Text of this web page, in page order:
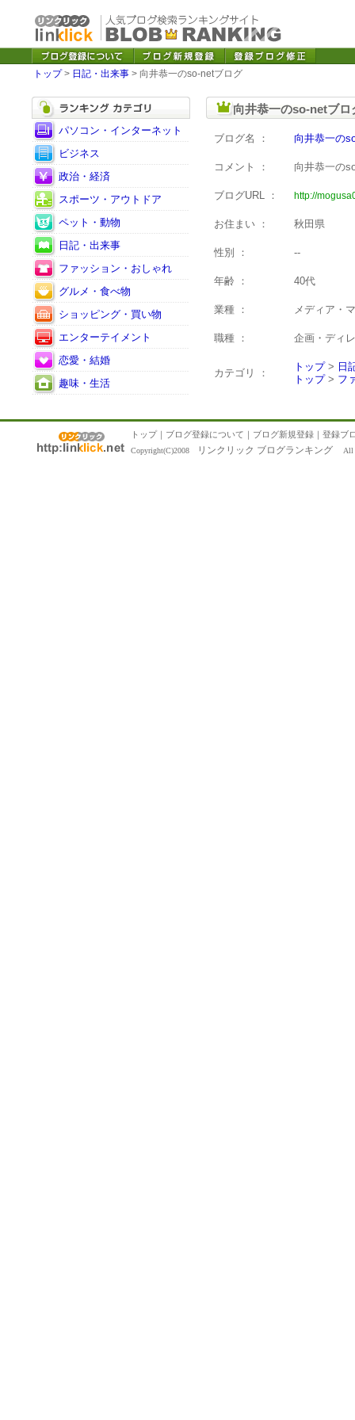
トップ> 日記・出来事 > 向井恭一のso-netブログ
パソコン・インターネット
ビジネス
政治・経済
スポーツ・アウトドア
ペット・動物
日記・出来事
ファッション・おしゃれ
グルメ・食べ物
ショッピング・買い物
エンターテイメント
恋愛・結婚
趣味・生活
向井恭一のso-netブ
ブログ名 ： 向井恭一の
コメント ： 向井恭一の
ブログURL ： http://
お住まい ： 秋田県
性別 ： --
年齢 ： 40代
業種 ： メディア・
職種 ： 企画・ディ
カテゴリ ：
トップ> 日
トップ> フ
トップ｜ ブログ登録について ｜ ブログ新規登録 ｜ 登録ブ
Copyright(C)2008 リンクリック ブログランキング All